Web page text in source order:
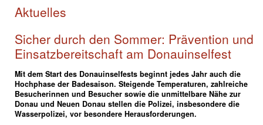
Aktuelles
Sicher durch den Sommer: Prävention und
Einsatzbereitschaft am Donauinselfest
Mit dem Start des Donauinselfests beginnt jedes Jahr auch die
Hochphase der Badesaison. Steigende Temperaturen, zahlreiche
Besucherinnen und Besucher sowie die unmittelbare Nähe zur
Donau und Neuen Donau stellen die Polizei, insbesondere die
Wasserpolizei, vor besondere Herausforderungen.